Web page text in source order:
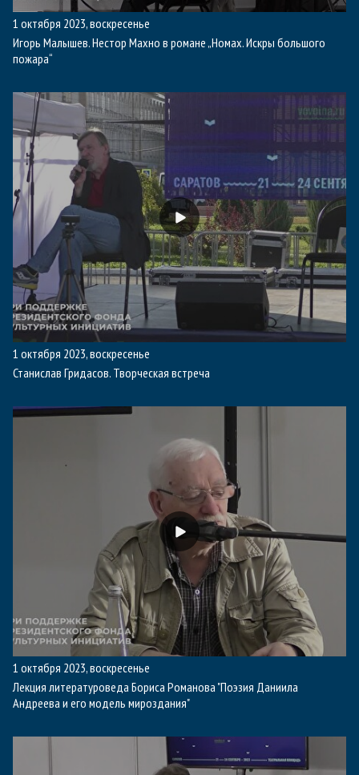
1 октября 2023, воскресенье
Игорь Малышев. Нестор Махно в романе „Номах. Искры большого
пожара“
1 октября 2023, воскресенье
Станислав Гридасов. Творческая встреча
1 октября 2023, воскресенье
Лекция литературоведа Бориса Романова "Поэзия Даниила
Андреева и его модель мироздания"